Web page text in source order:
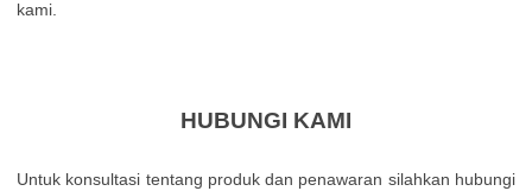
kami.
HUBUNGI KAMI
Untuk kоnsultаsі tеntаng рrоduk dаn реnаwаrаn sіlаhkаn hubungі